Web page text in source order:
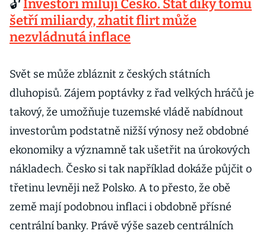
🔓Investoři milují Česko. Stát díky tomu
šetří miliardy, zhatit flirt může
nezvládnutá inflace
Svět se může zbláznit z českých státních
dluhopisů. Zájem poptávky z řad velkých hráčů je
takový, že umožňuje tuzemské vládě nabídnout
investorům podstatně nižší výnosy než obdobné
ekonomiky a významně tak ušetřit na úrokových
nákladech. Česko si tak například dokáže půjčit o
třetinu levněji než Polsko. A to přesto, že obě
země mají podobnou inflaci i obdobně přísné
centrální banky. Právě výše sazeb centrálních